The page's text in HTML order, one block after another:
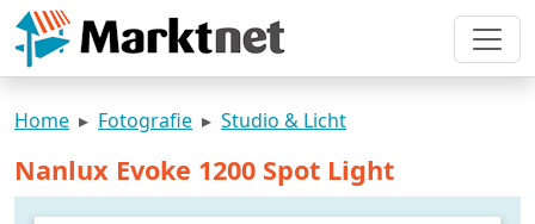
Home Fotografie Studio & Licht
Nanlux Evoke 1200 Spot Light